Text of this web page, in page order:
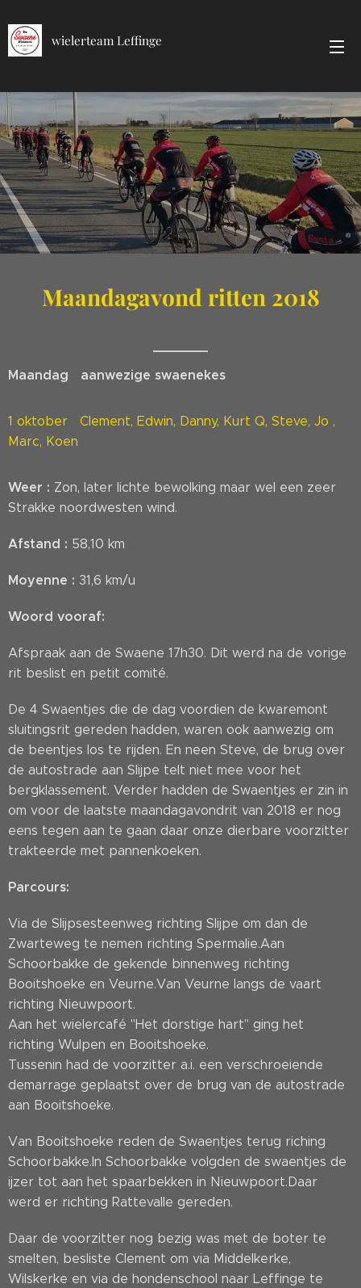
wielerteam Leffinge
Maandagavond ritten 2018
Maandag aanwezige swaenekes
1 oktober Clement, Edwin, Danny, Kurt Q, Steve, Jo ,
Marc, Koen
Weer : Zon, later lichte bewolking maar wel een zeer
Strakke noordwesten wind.
Afstand : 58,10 km
Moyenne : 31,6 km/u
Woord vooraf:
Afspraak aan de Swaene 17h30. Dit werd na de vorige
rit beslist en petit comité.
De 4 Swaentjes die de dag voordien de kwaremont
sluitingsrit gereden hadden, waren ook aanwezig om
de beentjes los te rijden. En neen Steve, de brug over
de autostrade aan Slijpe telt niet mee voor het
bergklassement. Verder hadden de Swaentjes er zin in
om voor de laatste maandagavondrit van 2018 er nog
eens tegen aan te gaan daar onze dierbare voorzitter
trakteerde met pannenkoeken.
Parcours:
Via de Slijpsesteenweg richting Slijpe om dan de
Zwarteweg te nemen richting Spermalie.Aan
Schoorbakke de gekende binnenweg richting
Booitshoeke en Veurne.Van Veurne langs de vaart
richting Nieuwpoort.
Aan het wielercafé "Het dorstige hart" ging het
richting Wulpen en Booitshoeke.
Tussenin had de voorzitter a.i. een verschroeiende
demarrage geplaatst over de brug van de autostrade
aan Booitshoeke.
Van Booitshoeke reden de Swaentjes terug riching
Schoorbakke.In Schoorbakke volgden de swaentjes de
ijzer tot aan het spaarbekken in Nieuwpoort.Daar
werd er richting Rattevalle gereden.
Daar de voorzitter nog bezig was met de boter te
smelten, besliste Clement om via Middelkerke,
Wilskerke en via de hondenschool naar Leffinge te